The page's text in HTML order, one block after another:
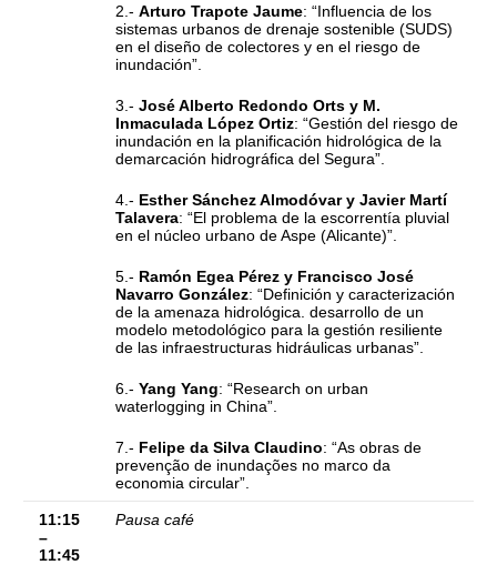
2.- Arturo Trapote Jaume: “Influencia de los
sistemas urbanos de drenaje sostenible (SUDS)
en el diseño de colectores y en el riesgo de
inundación”.
3.- José Alberto Redondo Orts y M.
Inmaculada López Ortiz: “Gestión del riesgo de
inundación en la planificación hidrológica de la
demarcación hidrográfica del Segura”.
4.- Esther Sánchez Almodóvar y Javier Martí
Talavera: “El problema de la escorrentía pluvial
en el núcleo urbano de Aspe (Alicante)”.
5.- Ramón Egea Pérez y Francisco José
Navarro González: “Definición y caracterización
de la amenaza hidrológica. desarrollo de un
modelo metodológico para la gestión resiliente
de las infraestructuras hidráulicas urbanas”.
6.- Yang Yang: “Research on urban
waterlogging in China”.
7.- Felipe da Silva Claudino: “As obras de
prevenção de inundações no marco da
economia circular”.
11:15
–
11:45
Pausa café